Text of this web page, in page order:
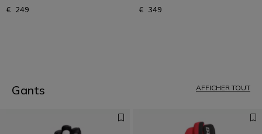
€ 249 € 349
Gants AFFICHER TOUT